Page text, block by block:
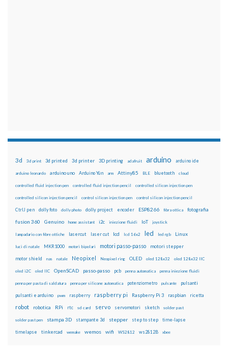
3d 3d print 3d printed 3d printer 3D printing adafruit arduino arduino ide
arduino leonardo arduino uno Arduino Yún arm Attiny85 BLE bluetooth cloud
controlled fluid injection pen controlled fluid injection pencil controlled silicon injection pen
controlled silicon injection pencil control silicon injection pen control silicon injection pencil
CtrlJ pen dolly foto dolly photo dolly project encoder ESP8266 fibra ottica fotografia
fusion 360 Genuino home assistant i2c iniezione fluidi IoT joystick
lampadario con fibre ottiche lasercut laser cut lcd lcd 16x2 led led rgb Linux
luci di natale MKR1000 motori bipolari motori passo-passo motori stepper
motor shield nas natale Neopixel Neopixel ring OLED oled 128x32 oled 128x32 IIC
oled i2C oled IIC OpenSCAD passo-passo pcb penna automatica penna iniezione fluidi
penna per pasta di saldatura penna per silicone automatica potenziometro pulsante pulsanti
pulsanti e arduino pwm raspberry raspberry pi Raspberry Pi 3 raspbian ricetta
robot robotica RPi rtc sd card servo servomotori sketch solder past
solder past pen stampa 3D stampante 3d stepper step to step time-lapse
timelapse tinkercad wemake wemos wifi WS2812 ws2812B xbee